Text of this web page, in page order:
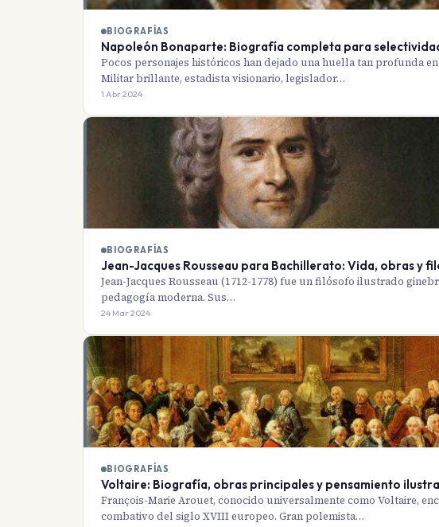
BIOGRAFÍAS
Napoleón Bonaparte: Biografía completa para
Pocos personajes históricos han dejado una huella tan profunda
Militar brillante, estadista visionario, legislador…
1 Abr 2024
BIOGRAFÍAS
Jean-Jacques Rousseau para Bachillerato: Vida, obras y
Jean-Jacques Rousseau (1712-1778) fue un filósofo ilustrado
pedagogía moderna. Sus…
24 Mar 2024
BIOGRAFÍAS
Voltaire: Biografía, obras principales y pensamiento
François-Marie Arouet, conocido universalmente como Voltaire,
combativo del siglo XVIII europeo. Gran polemista…